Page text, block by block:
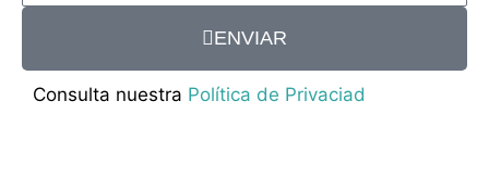
ENVIAR
Consulta nuestra Política de Privaciad